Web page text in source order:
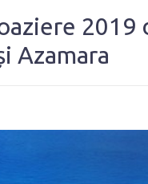
2019
Azamara